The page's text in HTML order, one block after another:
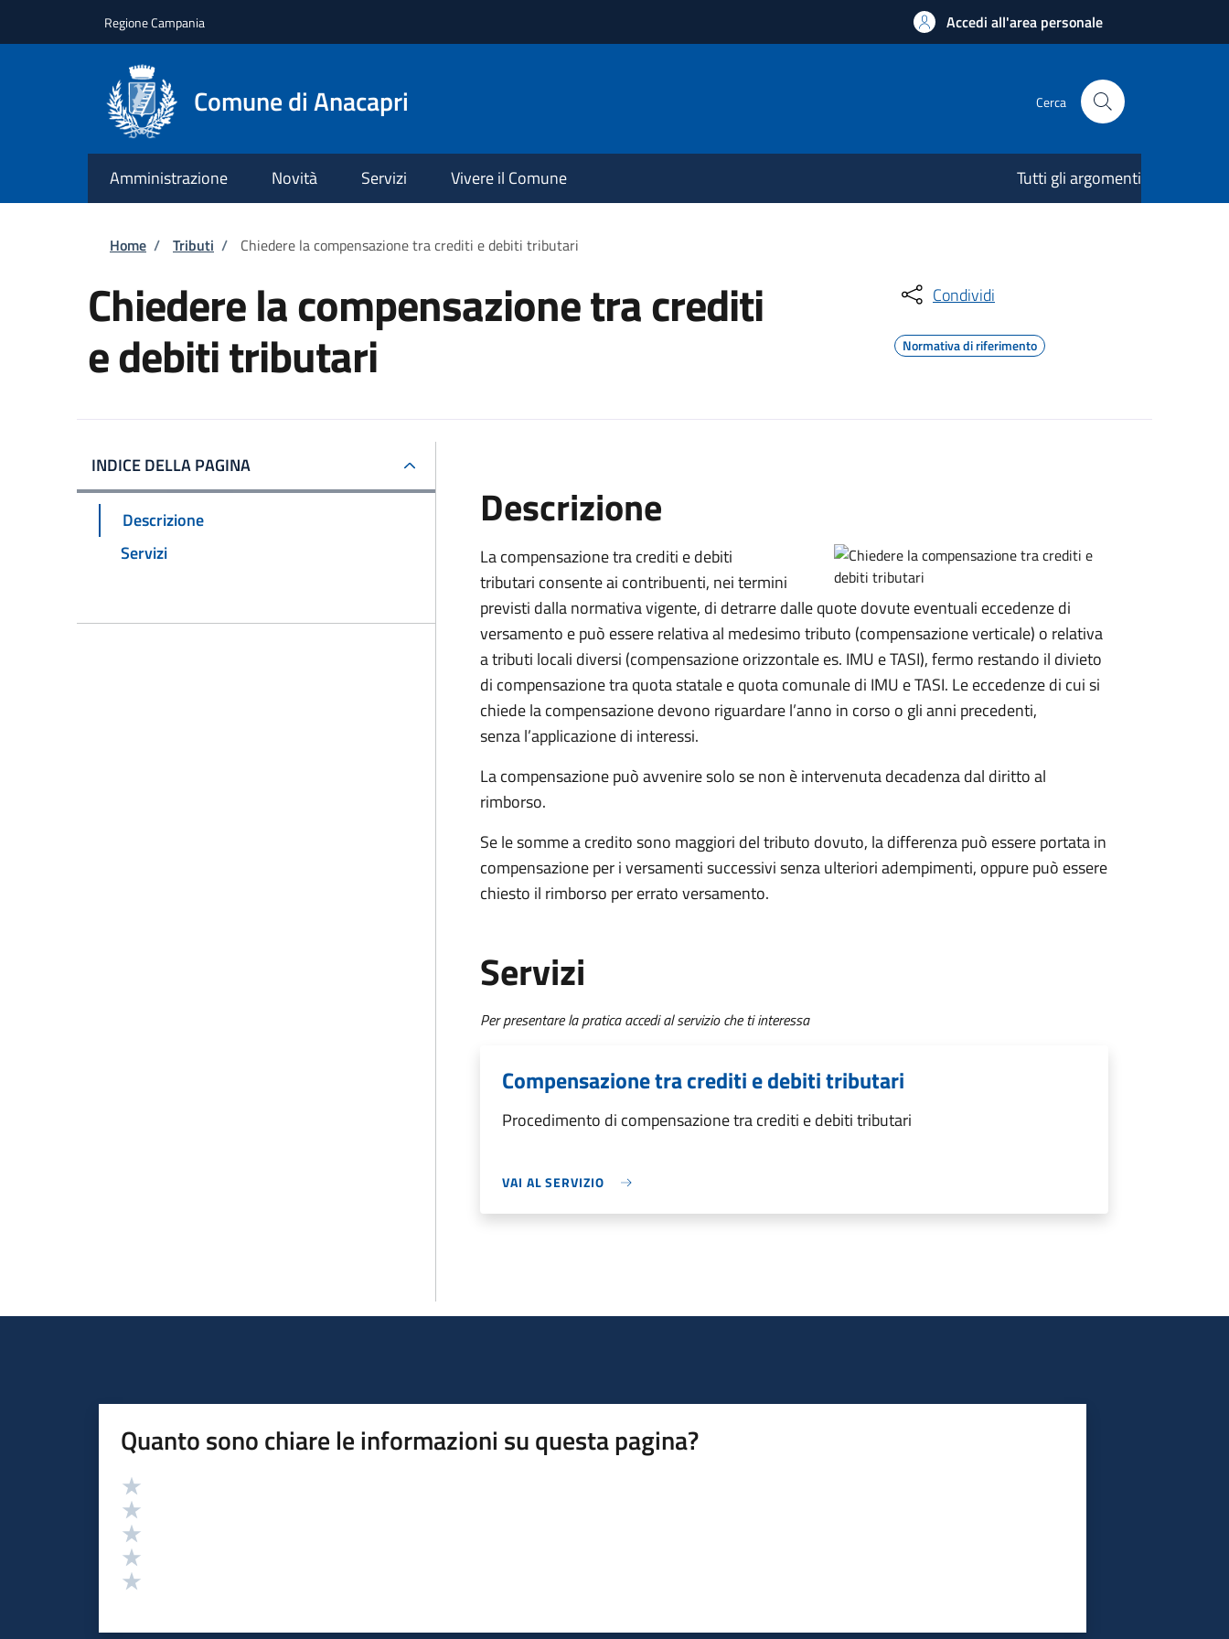
Regione Campania Accedi all'area personale
Comune di Anacapri Cerca
Amministrazione Novità Servizi Vivere il Comune Tutti gli argomenti
Briciole di pane
Home / Tributi / Chiedere la compensazione tra crediti e debiti tributari
Chiedere la compensazione tra crediti
e debiti tributari
Condividi
Normativa di riferimento
INDICE DELLA PAGINA
Descrizione
Servizi
Descrizione
La compensazione tra crediti e debiti
tributari consente ai contribuenti, nei termini
previsti dalla normativa vigente, di detrarre dalle quote dovute eventuali eccedenze di
versamento e può essere relativa al medesimo tributo (compensazione verticale) o relativa
a tributi locali diversi (compensazione orizzontale es. IMU e TASI), fermo restando il divieto
di compensazione tra quota statale e quota comunale di IMU e TASI. Le eccedenze di cui si
chiede la compensazione devono riguardare l’anno in corso o gli anni precedenti,
senza l’applicazione di interessi.
La compensazione può avvenire solo se non è intervenuta decadenza dal diritto al
rimborso.
Se le somme a credito sono maggiori del tributo dovuto, la differenza può essere portata in
compensazione per i versamenti successivi senza ulteriori adempimenti, oppure può essere
chiesto il rimborso per errato versamento.
Servizi
Per presentare la pratica accedi al servizio che ti interessa
Compensazione tra crediti e debiti tributari
Procedimento di compensazione tra crediti e debiti tributari
VAI AL SERVIZIO
Quanto sono chiare le informazioni su questa pagina?
Valutazione